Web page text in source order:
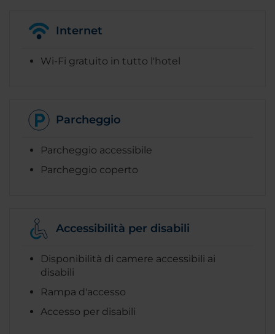
Internet
Wi-Fi gratuito in tutto l'hotel
Parcheggio
Parcheggio accessibile
Parcheggio coperto
Accessibilità per disabili
Disponibilità di camere accessibili ai
disabili
Rampa d'accesso
Accesso per disabili